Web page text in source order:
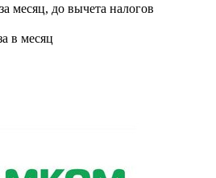
за месяц, до вычета налогов
в месяц